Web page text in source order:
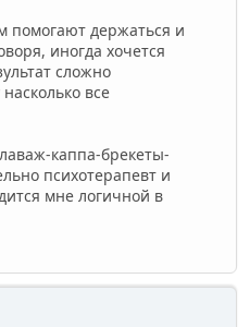
помогают держаться и
иногда хочется
сложно
все
каппа-брекеты-
психотерапевт и
мне логичной в